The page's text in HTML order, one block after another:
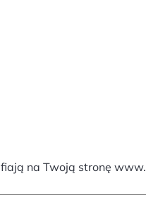
na Twoją stronę www.